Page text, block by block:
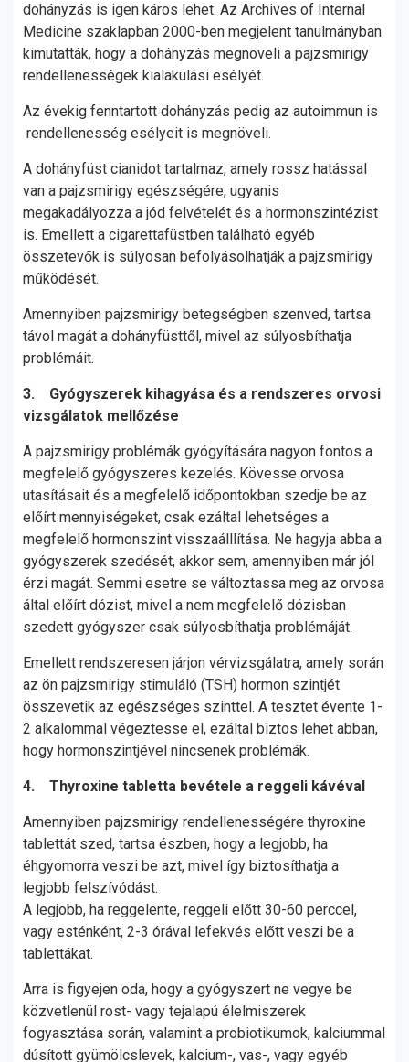
dohányzás is igen káros lehet. Az Archives of Internal
Medicine szaklapban 2000-ben megjelent tanulmányban
kimutatták, hogy a dohányzás megnöveli a pajzsmirigy
rendellenességek kialakulási esélyét.
Az évekig fenntartott dohányzás pedig az autoimmun is
rendellenesség esélyeit is megnöveli.
A dohányfüst cianidot tartalmaz, amely rossz hatással
van a pajzsmirigy egészségére, ugyanis
megakadályozza a jód felvételét és a hormonszintézist
is. Emellett a cigarettafüstben található egyéb
összetevők is súlyosan befolyásolhatják a pajzsmirigy
működését.
Amennyiben pajzsmirigy betegségben szenved, tartsa
távol magát a dohányfüsttől, mivel az súlyosbíthatja
problémáit.
3. Gyógyszerek kihagyása és a rendszeres orvosi
vizsgálatok mellőzése
A pajzsmirigy problémák gyógyítására nagyon fontos a
megfelelő gyógyszeres kezelés. Kövesse orvosa
utasításait és a megfelelő időpontokban szedje be az
előírt mennyiségeket, csak ezáltal lehetséges a
megfelelő hormonszint visszaálllítása. Ne hagyja abba a
gyógyszerek szedését, akkor sem, amennyiben már jól
érzi magát. Semmi esetre se változtassa meg az orvosa
által előírt dózist, mivel a nem megfelelő dózisban
szedett gyógyszer csak súlyosbíthatja problémáját.
Emellett rendszeresen járjon vérvizsgálatra, amely során
az ön pajzsmirigy stimuláló (TSH) hormon szintjét
összevetik az egészséges szinttel. A tesztet évente 1-
2 alkalommal végeztesse el, ezáltal biztos lehet abban,
hogy hormonszintjével nincsenek problémák.
4. Thyroxine tabletta bevétele a reggeli kávéval
Amennyiben pajzsmirigy rendellenességére thyroxine
tablettát szed, tartsa észben, hogy a legjobb, ha
éhgyomorra veszi be azt, mivel így biztosíthatja a
legjobb felszívódást.
A legjobb, ha reggelente, reggeli előtt 30-60 perccel,
vagy esténként, 2-3 órával lefekvés előtt veszi be a
tablettákat.
Arra is figyejen oda, hogy a gyógyszert ne vegye be
közvetlenül rost- vagy tejalapú élelmiszerek
fogyasztása során, valamint a probiotikumok, kalciummal
dúsított gyümölcslevek, kalcium-, vas-, vagy egyéb